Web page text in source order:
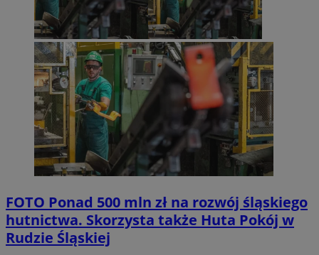
FOTO Ponad 500 mln zł na rozwój śląskiego
hutnictwa. Skorzysta także Huta Pokój w
Rudzie Śląskiej